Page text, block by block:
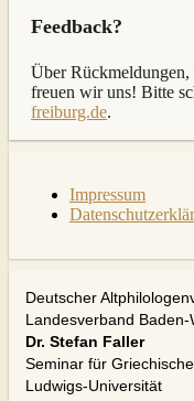
Feedback?
Über
freuen wir uns! Bitte
freiburg.de.
Impressum
Deutscher
Landesverband
Dr. Stefan Faller
Seminar für
Ludwigs-Universität